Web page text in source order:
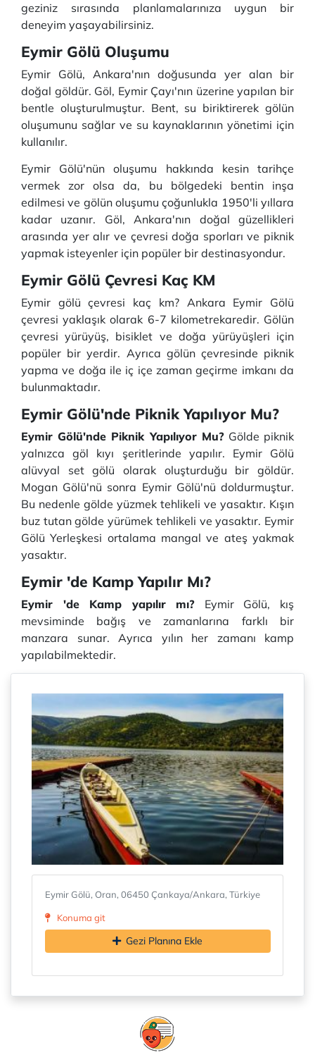
geziniz sırasında planlamalarınıza uygun bir
deneyim yaşayabilirsiniz.
Eymir Gölü Oluşumu
Eymir Gölü, Ankara'nın doğusunda yer alan bir
doğal göldür. Göl, Eymir Çayı'nın üzerine yapılan bir
bentle oluşturulmuştur. Bent, su biriktirerek gölün
oluşumunu sağlar ve su kaynaklarının yönetimi için
kullanılır.
Eymir Gölü'nün oluşumu hakkında kesin tarihçe
vermek zor olsa da, bu bölgedeki bentin inşa
edilmesi ve gölün oluşumu çoğunlukla 1950'li yıllara
kadar uzanır. Göl, Ankara'nın doğal güzellikleri
arasında yer alır ve çevresi doğa sporları ve piknik
yapmak isteyenler için popüler bir destinasyondur.
Eymir Gölü Çevresi Kaç KM
Eymir gölü çevresi kaç km? Ankara Eymir Gölü
çevresi yaklaşık olarak 6-7 kilometrekaredir. Gölün
çevresi yürüyüş, bisiklet ve doğa yürüyüşleri için
popüler bir yerdir. Ayrıca gölün çevresinde piknik
yapma ve doğa ile iç içe zaman geçirme imkanı da
bulunmaktadır.
Eymir Gölü'nde Piknik Yapılıyor Mu?
Eymir Gölü'nde Piknik Yapılıyor Mu?Gölde piknik
yalnızca göl kıyı şeritlerinde yapılır. Eymir Gölü
alüvyal set gölü olarak oluşturduğu bir göldür.
Mogan Gölü'nü sonra Eymir Gölü'nü doldurmuştur.
Bu nedenle gölde yüzmek tehlikeli ve yasaktır. Kışın
buz tutan gölde yürümek tehlikeli ve yasaktır. Eymir
Gölü Yerleşkesi ortalama mangal ve ateş yakmak
yasaktır.
Eymir 'de Kamp Yapılır Mı?
Eymir 'de Kamp yapılır mı? Eymir Gölü, kış
mevsiminde bağış ve zamanlarına farklı bir
manzara sunar. Ayrıca yılın her zamanı kamp
yapılabilmektedir.
Eymir Gölü, Oran, 06450 Çankaya/Ankara, Türkiye
Konuma git
Gezi Planına Ekle